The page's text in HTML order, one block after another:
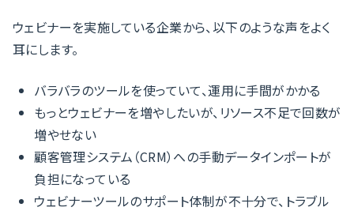
ウェビナーを実施している企業から、以下のような声をよく
耳にします。
バラバラのツールを使っていて、運用に手間がかかる
もっとウェビナーを増やしたいが、リソース不足で回数が
増やせない
顧客管理システム（CRM）への手動データインポートが
負担になっている
ウェビナーツールのサポート体制が不十分で、トラブル